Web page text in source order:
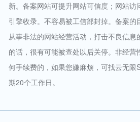
新。备案网站可提升网站可信度；网站
引擎收录。不容易被工信部封掉。备案的
从事非法的网站经营活动，打击不良信息
的话，很有可能被查处以后关停。非经
何手续费的，如果您嫌麻烦，可找云无限
期20个工作日。